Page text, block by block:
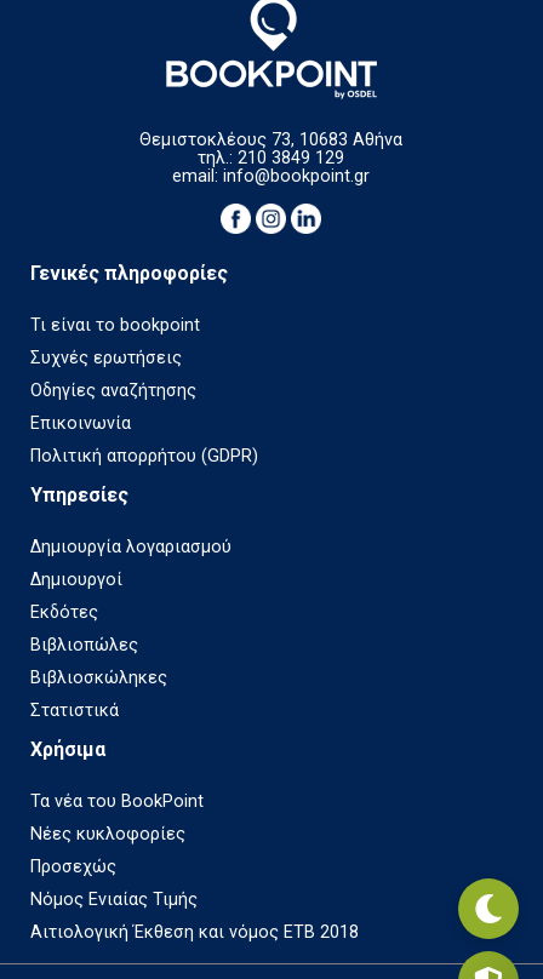
Θεμιστοκλέους 73, 10683 Αθήνα
τηλ.: 210 3849 129
email:info@bookpoint.gr
Γενικές πληροφορίες
Τι είναι το bookpoint
Συχνές ερωτήσεις
Οδηγίες αναζήτησης
Επικοινωνία
Πολιτική απορρήτου (GDPR)
Υπηρεσίες
Δημιουργία λογαριασμού
Δημιουργοί
Εκδότες
Βιβλιοπώλες
Βιβλιοσκώληκες
Στατιστικά
Χρήσιμα
Τα νέα του BookPoint
Νέες κυκλοφορίες
Προσεχώς
Νόμος Ενιαίας Τιμής
Αιτιολογική Έκθεση και νόμος ΕΤΒ 2018